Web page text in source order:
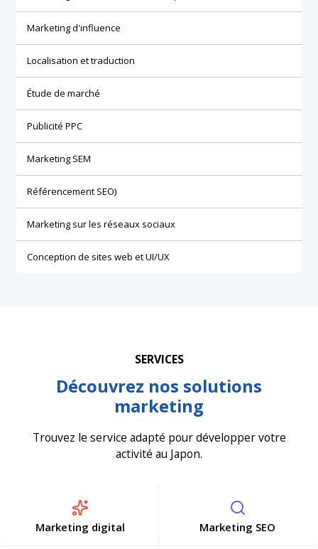
Marketing d'influence
Localisation et traduction
Étude de marché
Publicité PPC
Marketing SEM
Référencement SEO)
Marketing sur les réseaux sociaux
Conception de sites web et UI/UX
SERVICES
Découvrez nos solutions
marketing
Trouvez le service adapté pour développer votre
activité au Japon.
Marketing digital Marketing SEO